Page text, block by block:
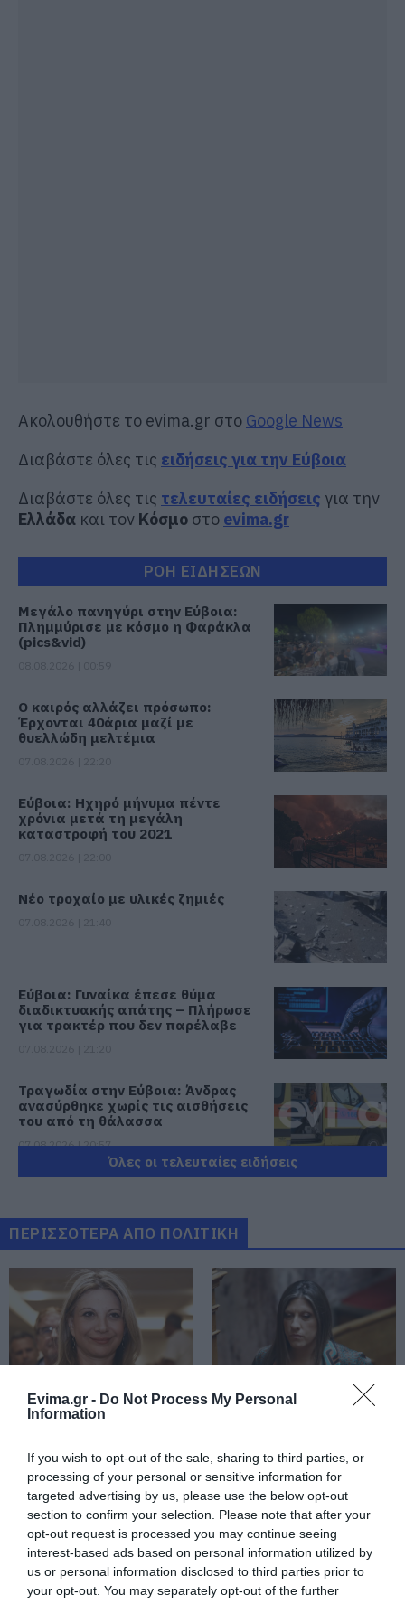
Evima.gr - Do Not Process My Personal
Information
If you wish to opt-out of the sale, sharing to third parties, or
processing of your personal or sensitive information for
targeted advertising by us, please use the below opt-out
section to confirm your selection. Please note that after your
opt-out request is processed you may continue seeing
interest-based ads based on personal information utilized by
us or personal information disclosed to third parties prior to
your opt-out. You may separately opt-out of the further
Ακολουθήστε το evima.gr στο Google News
Διαβάστε όλες τις ειδήσεις για την Εύβοια
Διαβάστε όλες τις τελευταίες ειδήσεις για την
Ελλάδα και τον Κόσμο στο evima.gr
ΡΟΗ ΕΙΔΗΣΕΩΝ
Μεγάλο πανηγύρι στην Εύβοια:
Πλημμύρισε με κόσμο η Φαράκλα
(pics&vid)
Ο καιρός αλλάζει πρόσωπο:
Έρχονται 40άρια μαζί με
θυελλώδη μελτέμια
Εύβοια: Ηχηρό μήνυμα πέντε
χρόνια μετά τη μεγάλη
καταστροφή του 2021
Νέο τροχαίο με υλικές ζημιές
Εύβοια: Γυναίκα έπεσε θύμα
διαδικτυακής απάτης – Πλήρωσε
για τρακτέρ που δεν παρέλαβε
Τραγωδία στην Εύβοια: Άνδρας
ανασύρθηκε χωρίς τις αισθήσεις
του από τη θάλασσα
07.08.2026 | 20:57
07.08.2026 | 20:40
Ποιοι και γιατί θα πάρουν
διπλάσια σύνταξη τον Αύγουστο
07.08.2026 | 20:20
για τις φωτιές
07.08.2026 | 20:00
Μητέρα και γιος οι νεκροί από τη
σύγκρουση αυτοκινήτου με
φορτηγό
07.08.2026 | 19:40
Ράγισαν καρδιές στην Εύβοια: Το
τελευταίο «αντίο» στον 36χρονο
επιχειρηματία
Όλες οι τελευταίες ειδήσεις
ΠΕΡΙΣΣΟΤΕΡΑ ΑΠΟ ΠΟΛΙΤΙΚΗ
Κρίση στο κόμμα
ακόμη στελέχη
αποχωρούν
καταγγέλλοντας
κλειστό σύστημα
αποφάσεων
συμβαίνει δεν είναι
ατύχημα, είναι
έγκλημα διαρκές και
συνεχιζόμενο